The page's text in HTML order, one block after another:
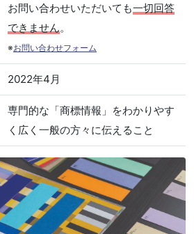
お問い合わせいただいても一切回答
できません。
※お問い合わせフォーム
2022年4月
専門的な「商標情報」をわかりやす
く広く一般の方々に伝えること